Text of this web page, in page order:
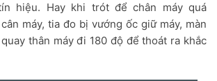
hiệu. Hay khi trót để chân máy quá
máy, tia đo bị vướng ốc giữ máy, màn
thân máy đi 180 độ để thoát ra khắc